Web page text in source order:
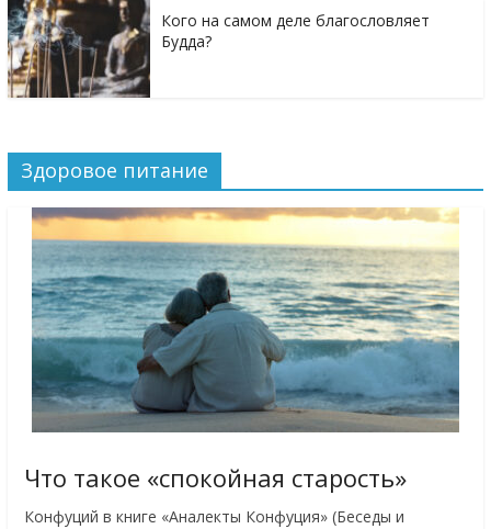
Кого на самом деле благословляет
Будда?
Здоровое питание
Что такое «спокойная старость»
Конфуций в книге «Аналекты Конфуция» (Беседы и